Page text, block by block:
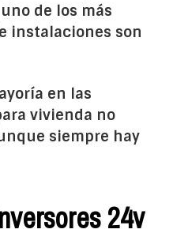
de los más
instalaciones son
en las
vivienda no
siempre hay
24v